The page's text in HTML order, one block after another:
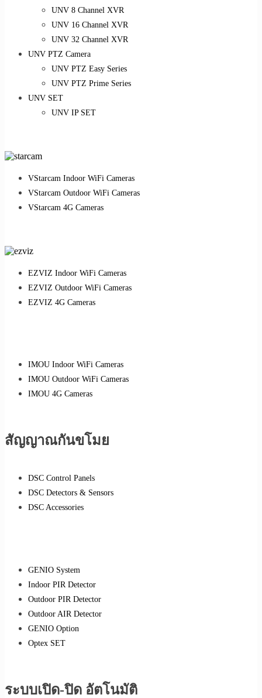
UNV 8 Channel XVR
UNV 16 Channel XVR
UNV 32 Channel XVR
UNV PTZ Camera
UNV PTZ Easy Series
UNV PTZ Prime Series
UNV SET
UNV IP SET
VStarcam Indoor WiFi Cameras
VStarcam Outdoor WiFi Cameras
VStarcam 4G Cameras
EZVIZ Indoor WiFi Cameras
EZVIZ Outdoor WiFi Cameras
EZVIZ 4G Cameras
IMOU Indoor WiFi Cameras
IMOU Outdoor WiFi Cameras
IMOU 4G Cameras
สัญญาณกันขโมย
DSC Control Panels
DSC Detectors & Sensors
DSC Accessories
GENIO System
Indoor PIR Detector
Outdoor PIR Detector
Outdoor AIR Detector
GENIO Option
Optex SET
ระบบเปิด-ปิด อัตโนมัติ